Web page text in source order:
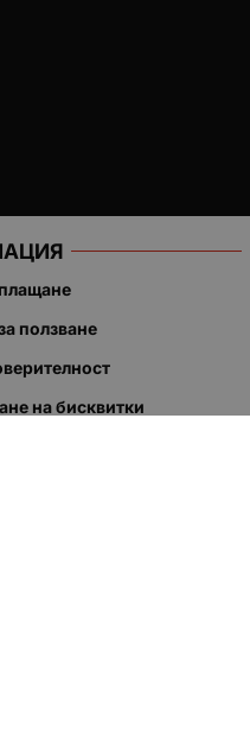
ползване
на бисквитки